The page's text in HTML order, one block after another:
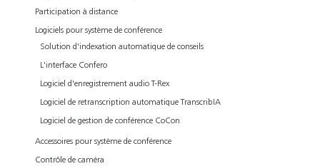
Participation à distance
Logiciels pour système de conférence
Solution d'indexation automatique de conseils
L'interface Confero
Logiciel d'enregistrement audio T-Rex
Logiciel de retranscription automatique TranscribIA
Logiciel de gestion de conférence CoCon
Accessoires pour système de conférence
Contrôle de caméra